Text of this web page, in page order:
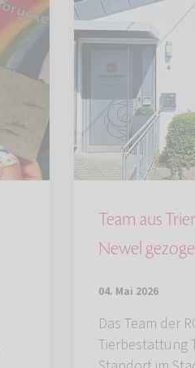
Team aus
Newel
04. Mai 2026
Das Team der
Tierbestattung